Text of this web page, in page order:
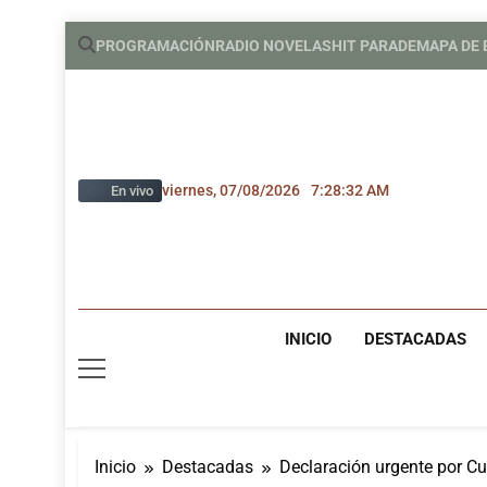
Saltar
PROGRAMACIÓNRADIO NOVELASHIT PARADEMAPA DE
En vivo viernes, 07/08/2026 7:28:33 AM
INICIO DESTACADAS
Inicio Destacadas Declaración urgente por